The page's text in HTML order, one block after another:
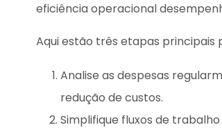
eficiência operacional
Aqui estão três etapas principais
Analise as despesas
redução de custos.
Simplifique fluxos de